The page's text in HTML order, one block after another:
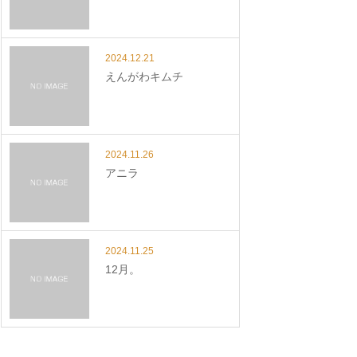
2024.12.21
えんがわキムチ
2024.11.26
アニラ
2024.11.25
12月。